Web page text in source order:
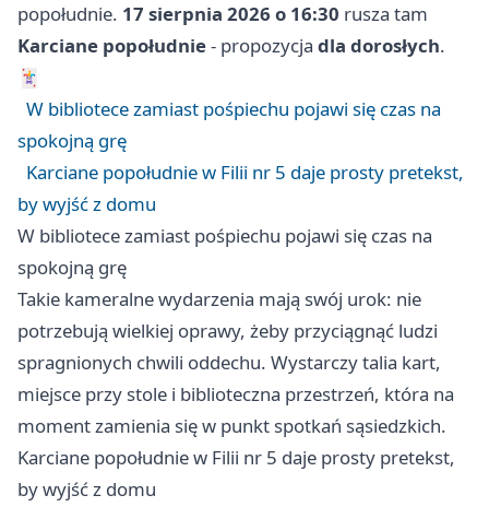
popołudnie. 17 sierpnia 2026 o 16:30 rusza tam
Karciane popołudnie- propozycja dla dorosłych.
🃏
W bibliotece zamiast pośpiechu pojawi się czas na
spokojną grę
Karciane popołudnie w Filii nr 5 daje prosty pretekst,
by wyjść z domu
W bibliotece zamiast pośpiechu pojawi się czas na
spokojną grę
Takie kameralne wydarzenia mają swój urok: nie
potrzebują wielkiej oprawy, żeby przyciągnąć ludzi
spragnionych chwili oddechu. Wystarczy talia kart,
miejsce przy stole i biblioteczna przestrzeń, która na
moment zamienia się w punkt spotkań sąsiedzkich.
Karciane popołudnie w Filii nr 5 daje prosty pretekst,
by wyjść z domu